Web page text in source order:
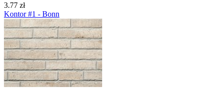
3.77 zł
Kontor #1 - Bonn